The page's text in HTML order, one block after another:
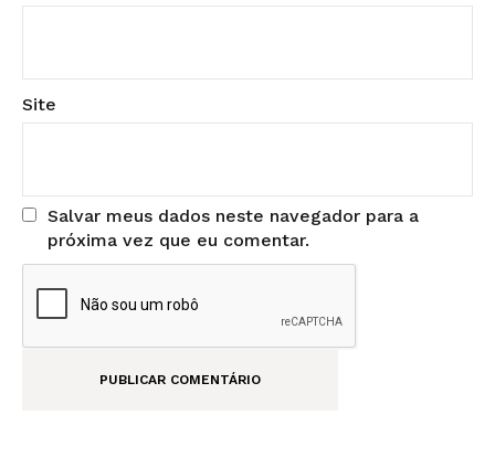
Site
Salvar meus dados neste navegador para a
próxima vez que eu comentar.